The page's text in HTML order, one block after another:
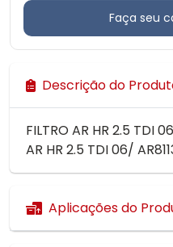
Faça seu
Descrição do
FILTRO AR HR 2.5 TDI
AR HR 2.5 TDI 06/
Aplicações do